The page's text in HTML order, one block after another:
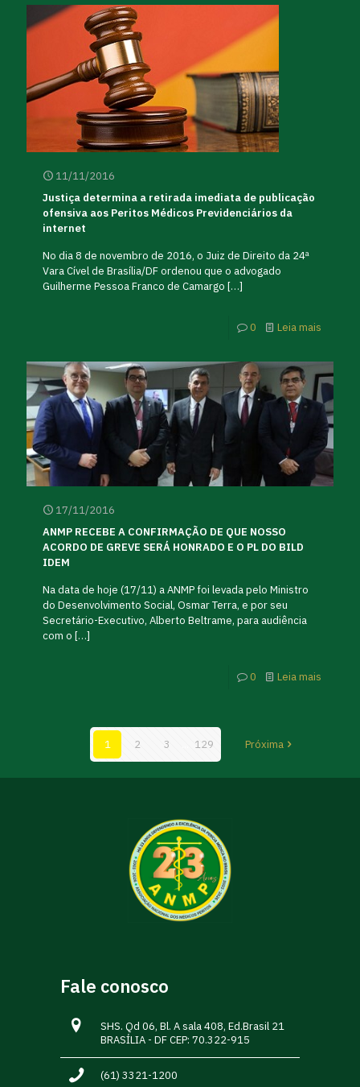
11/11/2016
Justiça determina a retirada imediata de publicação
ofensiva aos Peritos Médicos Previdenciários da
internet
No dia 8 de novembro de 2016, o Juiz de Direito da 24ª
Vara Cível de Brasília/DF ordenou que o advogado
Guilherme Pessoa Franco de Camargo […]
0 Leia mais
17/11/2016
ANMP RECEBE A CONFIRMAÇÃO DE QUE NOSSO
ACORDO DE GREVE SERÁ HONRADO E O PL DO BILD
IDEM
Na data de hoje (17/11) a ANMP foi levada pelo Ministro
do Desenvolvimento Social, Osmar Terra, e por seu
Secretário-Executivo, Alberto Beltrame, para audiência
com o […]
0 Leia mais
1 2 3 129 Próxima
Fale conosco
SHS. Qd 06, Bl. A sala 408, Ed.Brasil 21
BRASÍLIA - DF CEP: 70.322-915
(61) 3321-1200